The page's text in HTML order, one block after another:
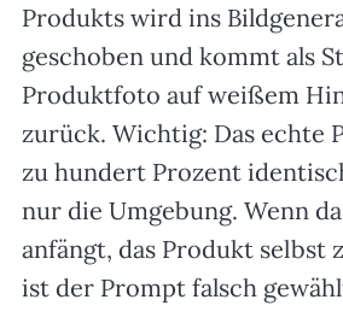
Produkts wird ins
geschoben und kommt als
Produktfoto auf weißem
zurück. Wichtig: Das echte
zu hundert Prozent
nur die Umgebung. Wenn
anfängt, das Produkt selbst
ist der Prompt falsch